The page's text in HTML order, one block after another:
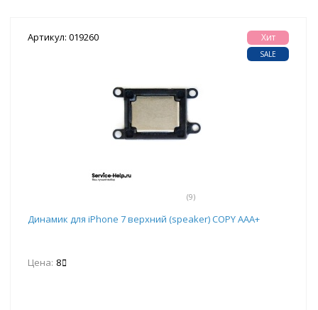
Артикул: 019260
(9)
Хит
SALE
Динамик для iPhone 7 верхний (speaker) COPY AAA+
Цена: 8